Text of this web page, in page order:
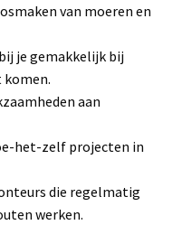
van moeren en
je gemakkelijk bij
aan
het-zelf projecten in
die regelmatig
werken.